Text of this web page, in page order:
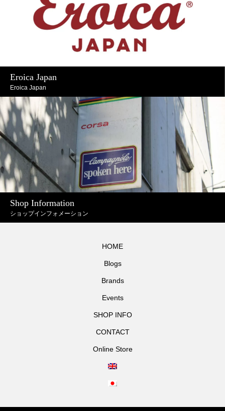
Eroica Japan
Eroica Japan
Shop Information
ショップインフォメーション
HOME
Blogs
Brands
Events
SHOP INFO
CONTACT
Online Store